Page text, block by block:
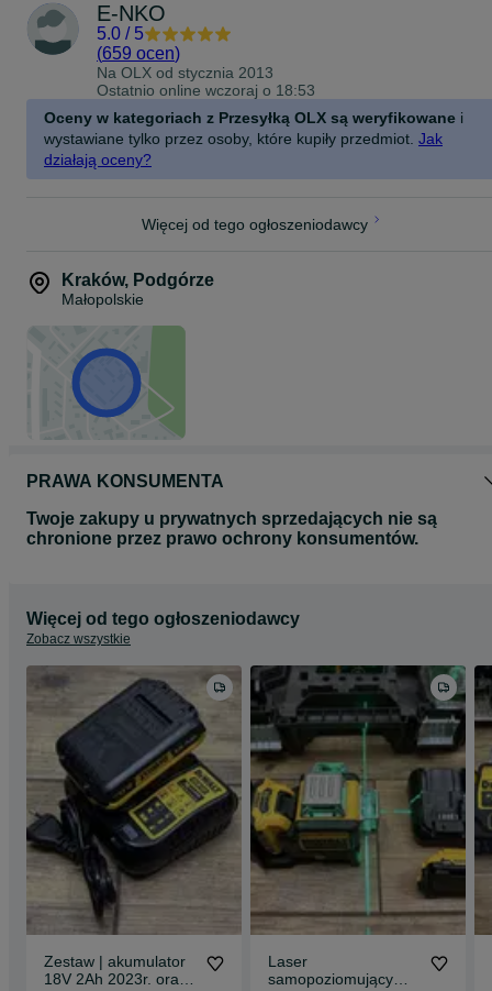
E-NKO
5.0 / 5
(659 ocen)
Na OLX od stycznia 2013
Ostatnio online wczoraj o 18:53
Oceny w kategoriach z Przesyłką OLX są weryfikowane i
wystawiane tylko przez osoby, które kupiły przedmiot. Jak
działają oceny?
Więcej od tego ogłoszeniodawcy
Kraków, Podgórze
Małopolskie
PRAWA KONSUMENTA
Twoje zakupy u prywatnych sprzedających nie są
chronione przez prawo ochrony konsumentów.
Więcej od tego ogłoszeniodawcy
Zobacz wszystkie
Zestaw | akumulator
18V 2Ah 2023r. oraz
Laser
samopoziomujący